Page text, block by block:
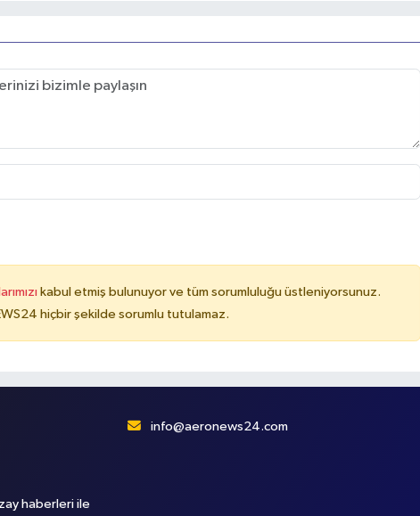
kabul etmiş bulunuyor ve tüm sorumluluğu üstleniyorsunuz.
hiçbir şekilde sorumlu tutulamaz.
haberleri ile
info@aeronews24.com